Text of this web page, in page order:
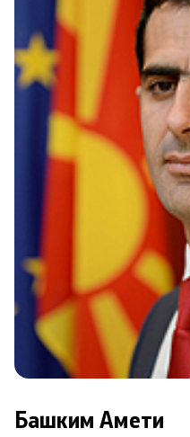
Транспарентност
Односи со јавност
Новости
Промотивни материјали
Позитивна промена
Регулатива
Законодавство
Конвенции
Башким Амети